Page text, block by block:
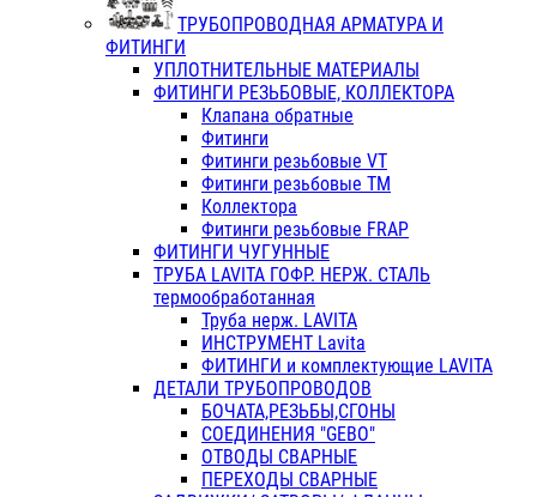
ТРУБОПРОВОДНАЯ АРМАТУРА И
ФИТИНГИ
УПЛОТНИТЕЛЬНЫЕ МАТЕРИАЛЫ
ФИТИНГИ РЕЗЬБОВЫЕ, КОЛЛЕКТОРА
Клапана обратные
Фитинги
Фитинги резьбовые VT
Фитинги резьбовые ТМ
Коллектора
Фитинги резьбовые FRAP
ФИТИНГИ ЧУГУННЫЕ
ТРУБА LAVITA ГОФР. НЕРЖ. СТАЛЬ
термообработанная
Труба нерж. LAVITA
ИНСТРУМЕНТ Lavita
ФИТИНГИ и комплектующие LAVITA
ДЕТАЛИ ТРУБОПРОВОДОВ
БОЧАТА,РЕЗЬБЫ,СГОНЫ
СОЕДИНЕНИЯ "GEBO"
ОТВОДЫ СВАРНЫЕ
ПЕРЕХОДЫ СВАРНЫЕ